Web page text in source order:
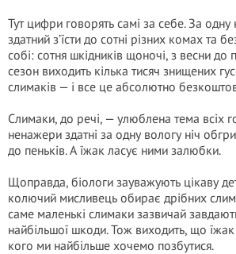
Тут цифри говорять самі за себе. За одну
здатний з’їсти до сотні різних комах та
собі: сотня шкідників щоночі, з весни до
сезон виходить кілька тисяч знищених
слимаків — і все це абсолютно
Слимаки, до речі, — улюблена тема всіх
ненажери здатні за одну вологу ніч
до пеньків. А їжак ласує ними залюбки.
Щоправда, біологи зауважують цікаву
колючий мисливець обирає дрібних
саме маленькі слимаки зазвичай
найбільшої шкоди. Тож виходить, що
кого ми найбільше хочемо позбутися.